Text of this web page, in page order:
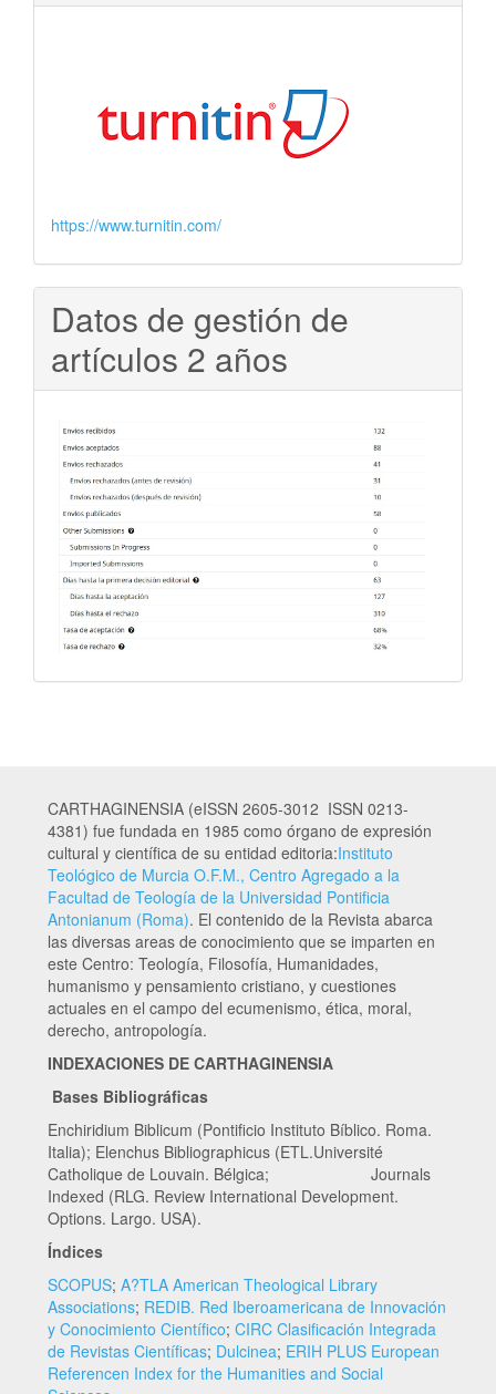
https://www.turnitin.com/
Datos de gestión de
artículos 2 años
CARTHAGINENSIA (eISSN 2605-3012 ISSN 0213-
4381) fue fundada en 1985 como órgano de expresión
cultural y científica de su entidad editoria:Instituto
Teológico de Murcia O.F.M., Centro Agregado a la
Facultad de Teología de la Universidad Pontificia
Antonianum (Roma). El contenido de la Revista abarca
las diversas areas de conocimiento que se imparten en
este Centro: Teología, Filosofía, Humanidades,
humanismo y pensamiento cristiano, y cuestiones
actuales en el campo del ecumenismo, ética, moral,
derecho, antropología.
INDEXACIONES DE CARTHAGINENSIA
Bases Bibliográficas
Enchiridium Biblicum (Pontificio Instituto Bíblico. Roma.
Italia); Elenchus Bibliographicus (ETL.Université
Catholique de Louvain. Bélgica; Journals
Indexed (RLG. Review International Development.
Options. Largo. USA).
Índices
SCOPUS; A?TLA American Theological Library
Associations; REDIB. Red Iberoamericana de Innovación
y Conocimiento Científico; CIRC Clasificación Integrada
de Revistas Científicas; Dulcinea; ERIH PLUS European
Referencen Index for the Humanities and Social